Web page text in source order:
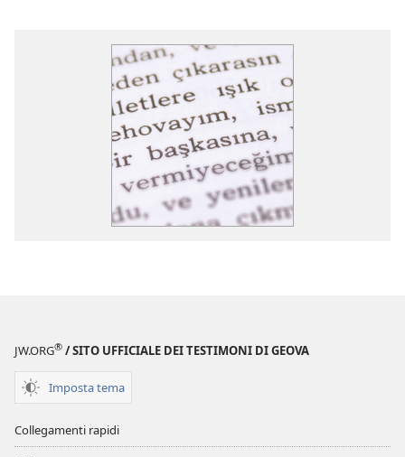
JW.ORG® / SITO UFFICIALE DEI TESTIMONI DI GEOVA
Imposta tema
Collegamenti rapidi